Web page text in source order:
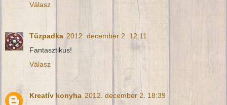
Válasz
Tűzpadka 2012. december 2. 12:11
Fantasztikus!
Válasz
Kreatív konyha 2012. december 2. 18:39